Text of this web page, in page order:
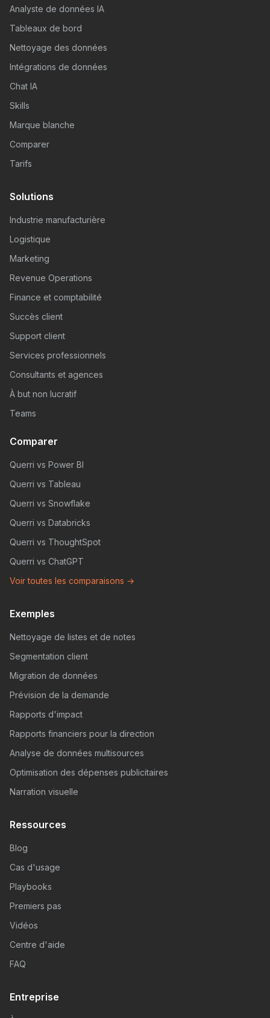
Analyste de données IA
Tableaux de bord
Nettoyage des données
Intégrations de données
Chat IA
Skills
Marque blanche
Comparer
Tarifs
Solutions
Industrie manufacturière
Logistique
Marketing
Revenue Operations
Finance et comptabilité
Succès client
Support client
Services professionnels
Consultants et agences
À but non lucratif
Teams
Comparer
Querri vs Power BI
Querri vs Tableau
Querri vs Snowflake
Querri vs Databricks
Querri vs ThoughtSpot
Querri vs ChatGPT
Voir toutes les comparaisons →
Exemples
Nettoyage de listes et de notes
Segmentation client
Migration de données
Prévision de la demande
Rapports d'impact
Rapports financiers pour la direction
Analyse de données multisources
Optimisation des dépenses publicitaires
Narration visuelle
Ressources
Blog
Cas d'usage
Playbooks
Premiers pas
Vidéos
Centre d'aide
FAQ
Entreprise